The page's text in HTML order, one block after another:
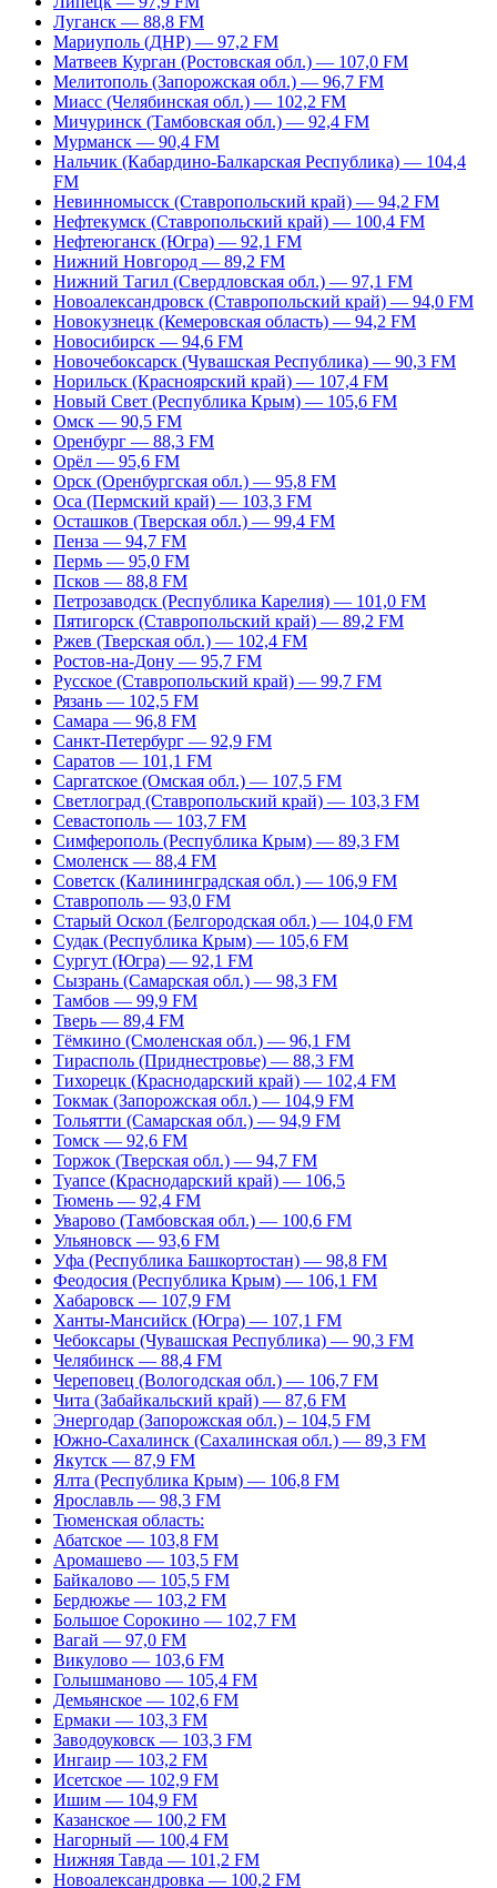
Луганск — 88,8 FM
Мариуполь (ДНР) — 97,2 FM
Матвеев Курган (Ростовская обл.) — 107,0 FM
Мелитополь (Запорожская обл.) — 96,7 FM
Миасс (Челябинская обл.) — 102,2 FM
Мичуринск (Тамбовская обл.) — 92,4 FM
Мурманск — 90,4 FM
Нальчик (Кабардино-Балкарская Республика) — 104,4
FM
Невинномысск (Ставропольский край) — 94,2 FM
Нефтекумск (Ставропольский край) — 100,4 FM
Нефтеюганск (Югра) — 92,1 FM
Нижний Новгород — 89,2 FM
Нижний Тагил (Свердловская обл.) — 97,1 FM
Новоалександровск (Ставропольский край) — 94,0 FM
Новокузнецк (Кемеровская область) — 94,2 FM
Новосибирск — 94,6 FM
Новочебоксарск (Чувашская Республика) — 90,3 FM
Норильск (Красноярский край) — 107,4 FM
Новый Свет (Республика Крым) — 105,6 FM
Омск — 90,5 FM
Оренбург — 88,3 FM
Орёл — 95,6 FM
Орск (Оренбургская обл.) — 95,8 FM
Оса (Пермский край) — 103,3 FM
Осташков (Тверская обл.) — 99,4 FM
Пенза — 94,7 FM
Пермь — 95,0 FM
Псков — 88,8 FM
Петрозаводск (Республика Карелия) — 101,0 FM
Пятигорск (Ставропольский край) — 89,2 FM
Ржев (Тверская обл.) — 102,4 FM
Ростов-на-Дону — 95,7 FM
Русское (Ставропольский край) — 99,7 FM
Рязань — 102,5 FM
Самара — 96,8 FM
Санкт-Петербург — 92,9 FM
Саратов — 101,1 FM
Саргатское (Омская обл.) — 107,5 FM
Светлоград (Ставропольский край) — 103,3 FM
Севастополь — 103,7 FM
Симферополь (Республика Крым) — 89,3 FM
Смоленск — 88,4 FM
Советск (Калининградская обл.) — 106,9 FM
Ставрополь — 93,0 FM
Старый Оскол (Белгородская обл.) — 104,0 FM
Судак (Республика Крым) — 105,6 FM
Сургут (Югра) — 92,1 FM
Сызрань (Самарская обл.) — 98,3 FM
Тамбов — 99,9 FM
Тверь — 89,4 FM
Тёмкино (Смоленская обл.) — 96,1 FM
Тирасполь (Приднестровье) — 88,3 FM
Тихорецк (Краснодарский край) — 102,4 FM
Токмак (Запорожская обл.) — 104,9 FM
Тольятти (Самарская обл.) — 94,9 FM
Томск — 92,6 FM
Торжок (Тверская обл.) — 94,7 FM
Туапсе (Краснодарский край) — 106,5
Тюмень — 92,4 FM
Уварово (Тамбовская обл.) — 100,6 FM
Ульяновск — 93,6 FM
Уфа (Республика Башкортостан) — 98,8 FM
Феодосия (Республика Крым) — 106,1 FM
Хабаровск — 107,9 FM
Ханты-Мансийск (Югра) — 107,1 FM
Чебоксары (Чувашская Республика) — 90,3 FM
Челябинск — 88,4 FM
Череповец (Вологодская обл.) — 106,7 FM
Чита (Забайкальский край) — 87,6 FM
Энергодар (Запорожская обл.) – 104,5 FM
Южно-Сахалинск (Сахалинская обл.) — 89,3 FM
Якутск — 87,9 FM
Ялта (Республика Крым) — 106,8 FM
Ярославль — 98,3 FM
Тюменская область:
Абатское — 103,8 FM
Аромашево — 103,5 FM
Байкалово — 105,5 FM
Бердюжье — 103,2 FM
Большое Сорокино — 102,7 FM
Вагай — 97,0 FM
Викулово — 103,6 FM
Голышманово — 105,4 FM
Демьянское — 102,6 FM
Ермаки — 103,3 FM
Заводоуковск — 103,3 FM
Ингаир — 103,2 FM
Исетское — 102,9 FM
Ишим — 104,9 FM
Казанское — 100,2 FM
Нагорный — 100,4 FM
Нижняя Тавда — 101,2 FM
Новоалександровка — 100,2 FM